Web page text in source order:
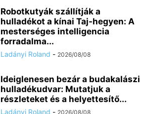
Robotkutyák szállítják a
hulladékot a kínai Taj-hegyen: A
mesterséges intelligencia
forradalma...
Ladányi Roland - 2026/08/08
Ideiglenesen bezár a budakalászi
hulladékudvar: Mutatjuk a
részleteket és a helyettesítő...
Ladányi Roland - 2026/08/08